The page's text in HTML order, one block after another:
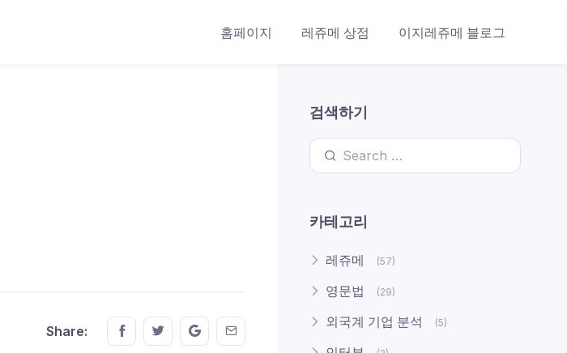
홈페이지 레쥬메 상점 이지레쥬메 블로그
Share: Share this on FaceBook
Share this on Twitter
Share this on GMail
Share this on EMail
검색하기
Search for:
카테고리
레쥬메 (57)
영문법 (29)
외국계 기업 분석 (5)